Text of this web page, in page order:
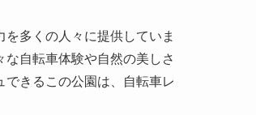
多くの人々に提供していま
自転車体験や自然の美しさ
きるこの公園は、自転車レ